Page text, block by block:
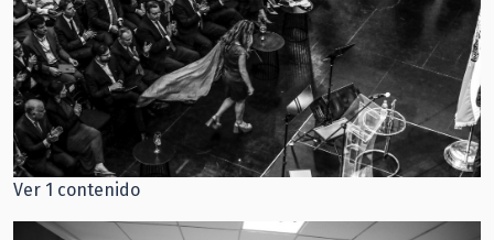
Ver 1 contenido